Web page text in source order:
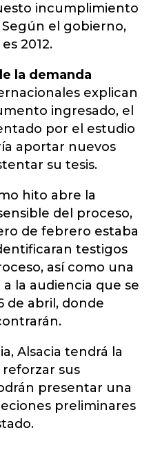
incumplimiento
el gobierno,
2012.
la demanda
explican
ingresado, el
por el estudio
aportar nuevos
su tesis.
hito abre la
del proceso,
de febrero estaba
testigos
así como una
la audiencia que se
de abril, donde
Alsacia tendrá la
sus
presentar una
preliminares